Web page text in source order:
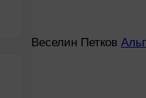
Веселин Петков